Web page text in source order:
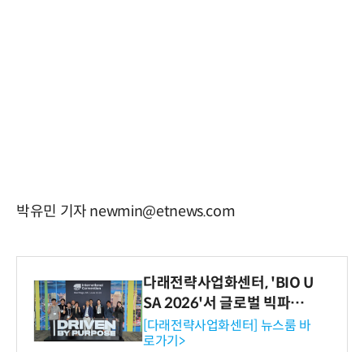
박유민 기자 newmin@etnews.com
다래전략사업화센터, 'BIO U
SA 2026'서 글로벌 빅파마
와의 비즈니스 미팅 지원…K
-바이오 해외 진출 교두보 확
[다래전략사업화센터] 뉴스룸 바
로가기>